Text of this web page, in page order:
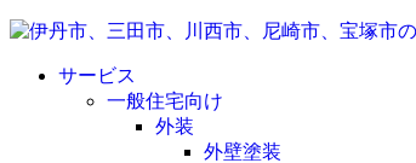
サービス
一般住宅向け
外装
外壁塗装